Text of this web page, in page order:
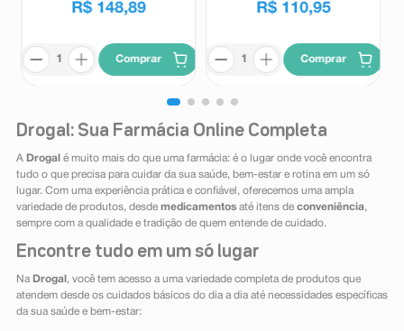
R$ 148,89
Comprar
R$ 110,95
Comprar
Drogal: Sua Farmácia Online Completa
A Drogal é muito mais do que uma farmácia: é o lugar onde você encontra
tudo o que precisa para cuidar da sua saúde, bem-estar e rotina em um só
lugar. Com uma experiência prática e confiável, oferecemos uma ampla
variedade de produtos, desde medicamentosaté itens de conveniência,
sempre com a qualidade e tradição de quem entende de cuidado.
Encontre tudo em um só lugar
Na Drogal , você tem acesso a uma variedade completa de produtos que
atendem desde os cuidados básicos do dia a dia até necessidades específicas
da sua saúde e bem-estar: